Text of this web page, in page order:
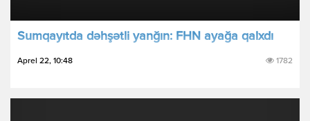
Sumqayıtda dəhşətli yanğın: FHN ayağa qalxdı
Aprel 22, 10:48 1782